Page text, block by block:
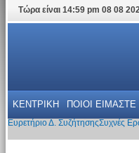
Τώρα είναι 14:59 pm 08 08
ΚΕΝΤΡΙΚΗ ΠΟΙΟΙ ΕΙΜΑΣΤΕ
Ευρετήριο Δ. ΣυζήτησηςΣυχνές